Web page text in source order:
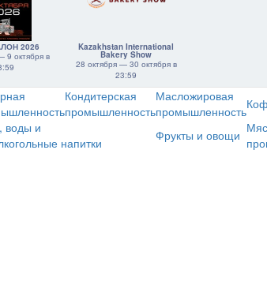
2026
9 октября в
Kazakhstan International
Bakery Show
28 октября — 30 октября в
23:59
Кондитерская
промышленность
Масложировая
промышленность
воды и
напитки
Фрукты и овощи